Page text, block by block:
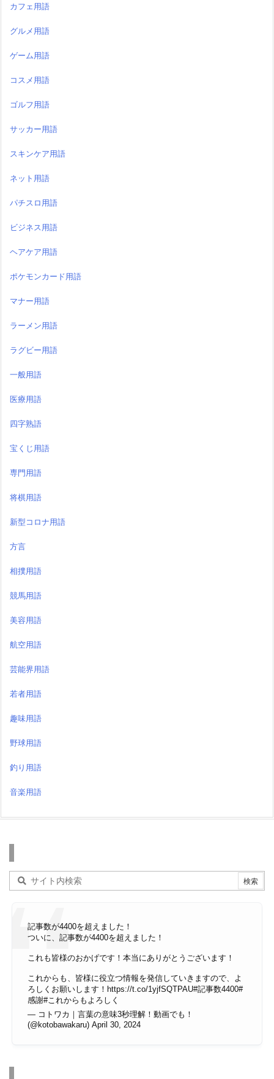
カフェ用語
グルメ用語
ゲーム用語
コスメ用語
ゴルフ用語
サッカー用語
スキンケア用語
ネット用語
パチスロ用語
ビジネス用語
ヘアケア用語
ポケモンカード用語
マナー用語
ラーメン用語
ラグビー用語
一般用語
医療用語
四字熟語
宝くじ用語
専門用語
将棋用語
新型コロナ用語
方言
相撲用語
競馬用語
美容用語
航空用語
芸能界用語
若者用語
趣味用語
野球用語
釣り用語
音楽用語
記事数が4400を超えました！
ついに、記事数が4400を超えました！
これも皆様のおかげです！本当にありがとうございます！
これからも、皆様に役立つ情報を発信していきますので、よ
ろしくお願いします！ https://t.co/1yjfSQTPAU#記事数4400#
感謝#これからもよろしく
— コトワカ｜言葉の意味3秒理解！動画でも！
(@kotobawakaru) April 30, 2024